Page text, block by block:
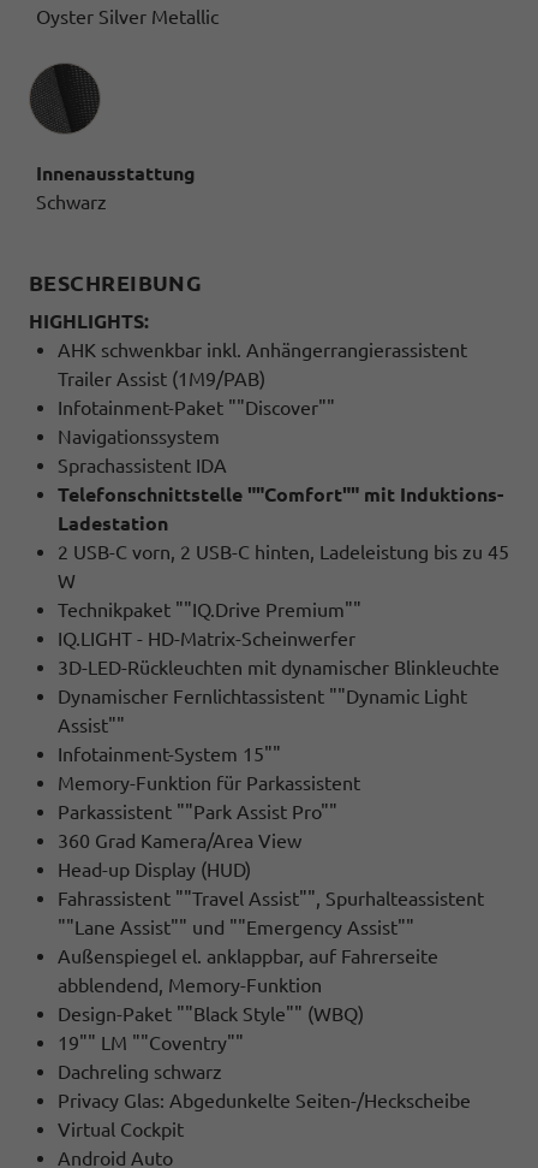
Oyster Silver Metallic
Innenausstattung
Innenausstattung
Schwarz
BESCHREIBUNG
HIGHLIGHTS:
AHK schwenkbar inkl. Anhängerrangierassistent
Trailer Assist (1M9/PAB)
Infotainment-Paket ""Discover""
Navigationssystem
Sprachassistent IDA
Telefonschnittstelle ""Comfort"" mit Induktions-
Ladestation
2 USB-C vorn, 2 USB-C hinten, Ladeleistung bis zu 45
W
Technikpaket ""IQ.Drive Premium""
IQ.LIGHT - HD-Matrix-Scheinwerfer
3D-LED-Rückleuchten mit dynamischer Blinkleuchte
Dynamischer Fernlichtassistent ""Dynamic Light
Assist""
Infotainment-System 15""
Memory-Funktion für Parkassistent
Parkassistent ""Park Assist Pro""
360 Grad Kamera/Area View
Head-up Display (HUD)
Fahrassistent ""Travel Assist"", Spurhalteassistent
""Lane Assist"" und ""Emergency Assist""
Außenspiegel el. anklappbar, auf Fahrerseite
abblendend, Memory-Funktion
Design-Paket ""Black Style"" (WBQ)
19"" LM ""Coventry""
Dachreling schwarz
Privacy Glas: Abgedunkelte Seiten-/Heckscheibe
Virtual Cockpit
Android Auto